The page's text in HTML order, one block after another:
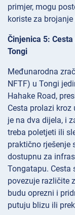
primjer, mogu
koriste za
Činjenica 5:
Tongi
Međunarodna
NFTF) u Tongi
Hahake Road,
Cesta prolazi kroz
je na dva dijela, i
treba poletjeti ili
praktično rješenje
dostupnu za
Tongatapu. Cesta
povezuje različite
budu oprezni i
putuju blizu ili